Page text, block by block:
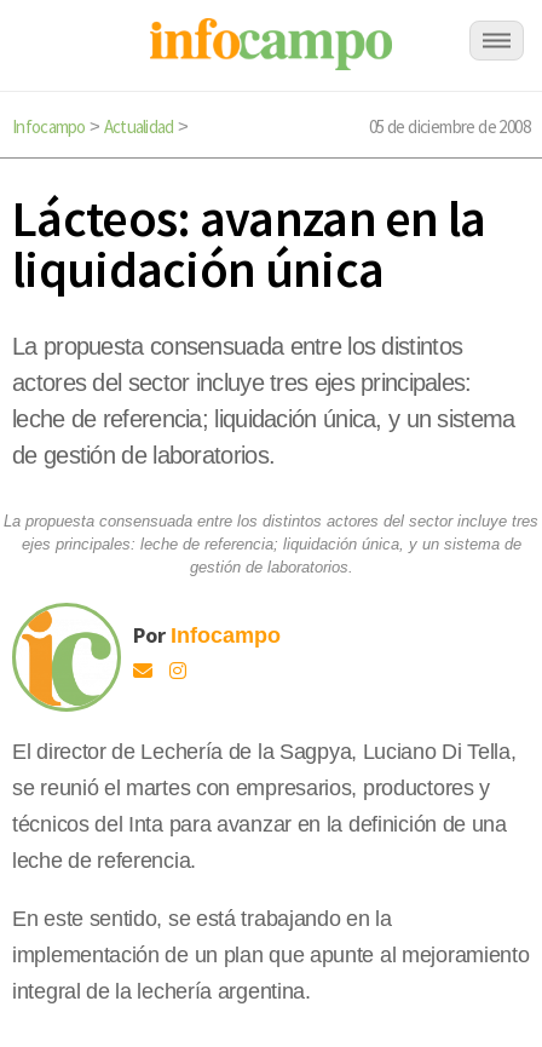
Infocampo > Actualidad > 05 de diciembre de 2008
Lácteos: avanzan en la
liquidación única
La propuesta consensuada entre los distintos
actores del sector incluye tres ejes principales:
leche de referencia; liquidación única, y un sistema
de gestión de laboratorios.
La propuesta consensuada entre los distintos actores del sector incluye tres
ejes principales: leche de referencia; liquidación única, y un sistema de
gestión de laboratorios.
Por Infocampo
El director de Lechería de la Sagpya, Luciano Di Tella,
se reunió el martes con empresarios, productores y
técnicos del Inta para avanzar en la definición de una
leche de referencia.
En este sentido, se está trabajando en la
implementación de un plan que apunte al mejoramiento
integral de la lechería argentina.